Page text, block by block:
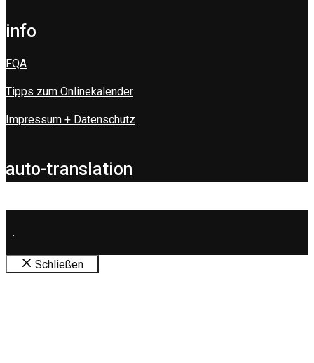
info
FQA
Tipps zum Onlinekalender
Impressum + Datenschutz
auto-translation
.
Schließen